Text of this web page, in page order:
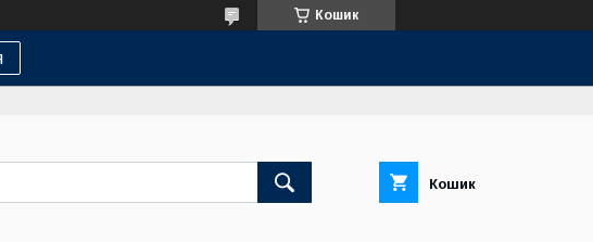
Кошик
Кошик